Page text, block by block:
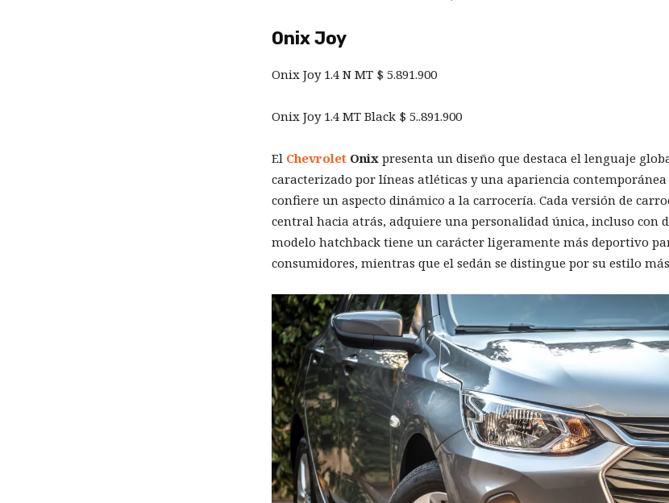
Onix Joy
Onix Joy 1.4 N MT $ 5.891.900
Onix Joy 1.4 MT Black $ 5..891.900
El Chevrolet Onix presenta un diseño que destaca el lenguaje
caracterizado por líneas atléticas y una apariencia
confiere un aspecto dinámico a la carrocería. Cada versión de
central hacia atrás, adquiere una personalidad única, incluso con
modelo hatchback tiene un carácter ligeramente más deportivo
consumidores, mientras que el sedán se distingue por su estilo